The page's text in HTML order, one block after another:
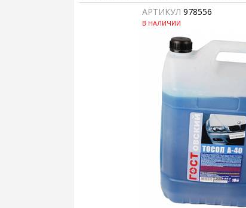
АРТИКУЛ 978556
В НАЛИЧИИ